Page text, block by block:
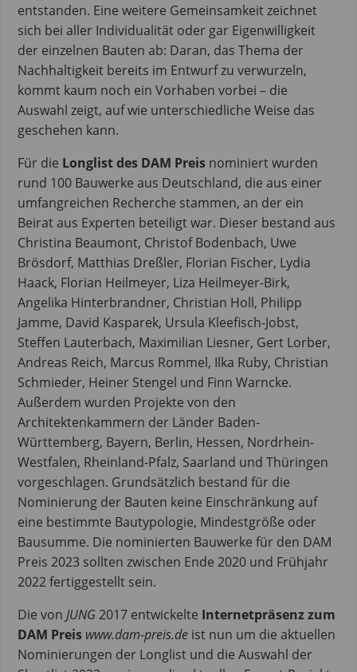
entstanden. Eine weitere Gemeinsamkeit zeichnet
sich bei aller Individualität oder gar Eigenwilligkeit
der einzelnen Bauten ab: Daran, das Thema der
Nachhaltigkeit bereits im Entwurf zu verwurzeln,
kommt kaum noch ein Vorhaben vorbei – die
Auswahl zeigt, auf wie unterschiedliche Weise das
geschehen kann.
Für die Longlist des DAM Preis nominiert wurden
rund 100 Bauwerke aus Deutschland, die aus einer
umfangreichen Recherche stammen, an der ein
Beirat aus Experten beteiligt war. Dieser bestand aus
Christina Beaumont, Christof Bodenbach, Uwe
Brösdorf, Matthias Dreßler, Florian Fischer, Lydia
Haack, Florian Heilmeyer, Liza Heilmeyer-Birk,
Angelika Hinterbrandner, Christian Holl, Philipp
Jamme, David Kasparek, Ursula Kleefisch-Jobst,
Steffen Lauterbach, Maximilian Liesner, Gert Lorber,
Andreas Reich, Marcus Rommel, Ilka Ruby, Christian
Schmieder, Heiner Stengel und Finn Warncke.
Außerdem wurden Projekte von den
Architektenkammern der Länder Baden-
Württemberg, Bayern, Berlin, Hessen, Nordrhein-
Westfalen, Rheinland-Pfalz, Saarland und Thüringen
vorgeschlagen. Grundsätzlich bestand für die
Nominierung der Bauten keine Einschränkung auf
eine bestimmte Bautypologie, Mindestgröße oder
Bausumme. Die nominierten Bauwerke für den DAM
Preis 2023 sollten zwischen Ende 2020 und Frühjahr
2022 fertiggestellt sein.
Die vonJUNG2017 entwickelte Internetpräsenz zum
DAM Preis www.dam-preis.de ist nun um die aktuellen
Nominierungen der Longlist und die Auswahl der